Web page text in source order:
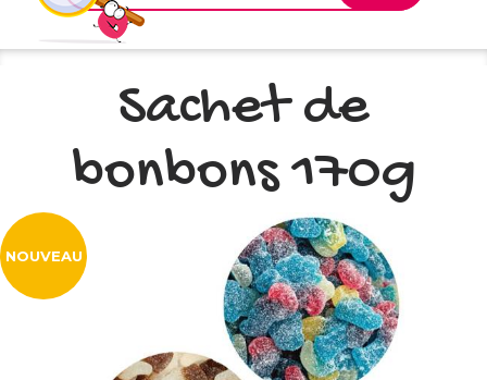
Sachet de
bonbons 170g
NOUVEAU